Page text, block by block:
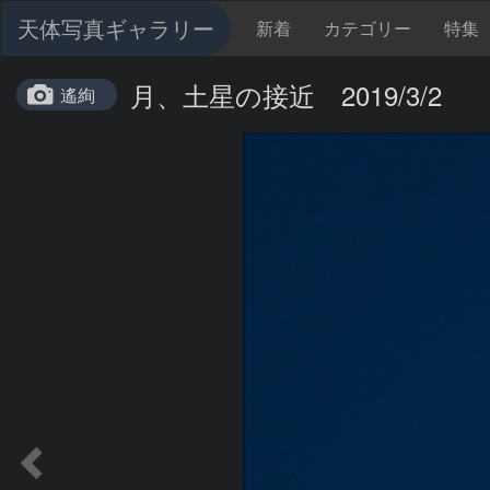
天体写真ギャラリー 新着 カテゴリー 特集
遙絢 月、土星の接近 2019/3/2